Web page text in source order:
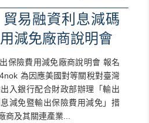
貿易融資利息減碼
減免廠商說明會
保險費用減免廠商說明會 報名
為因應美國對等關稅對臺灣
入銀行配合財政部辦理「輸出
減免暨輸出保險費用減免」措
商及其關連產業...